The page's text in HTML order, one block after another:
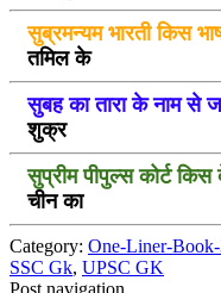
सुब्रमन्यम भारती किस
तमिल के
सुबह का तारा के नाम से
शुक्र
सुप्रीम पीपुल्स कोर्ट
चीन का
Category: One-Liner-
SSC Gk, UPSC GK
Post navigation